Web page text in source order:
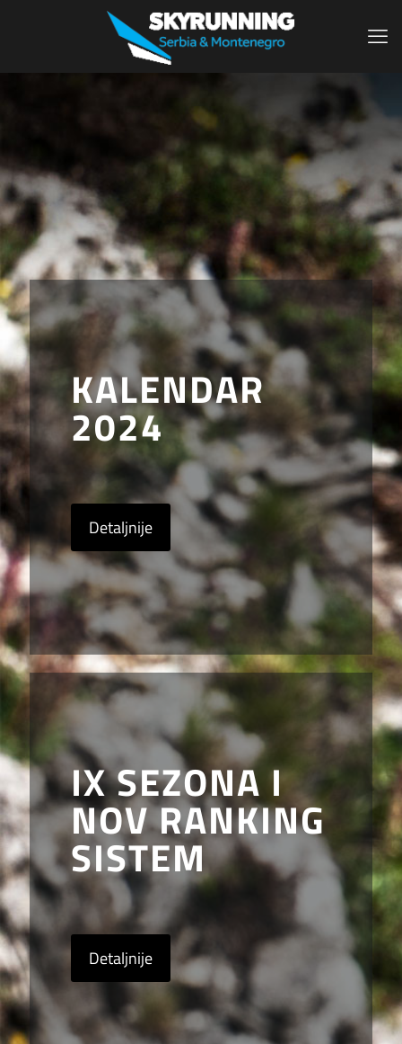
KALENDAR
2024
Detaljnije
IX SEZONA I
NOV RANKING
SISTEM
Detaljnije